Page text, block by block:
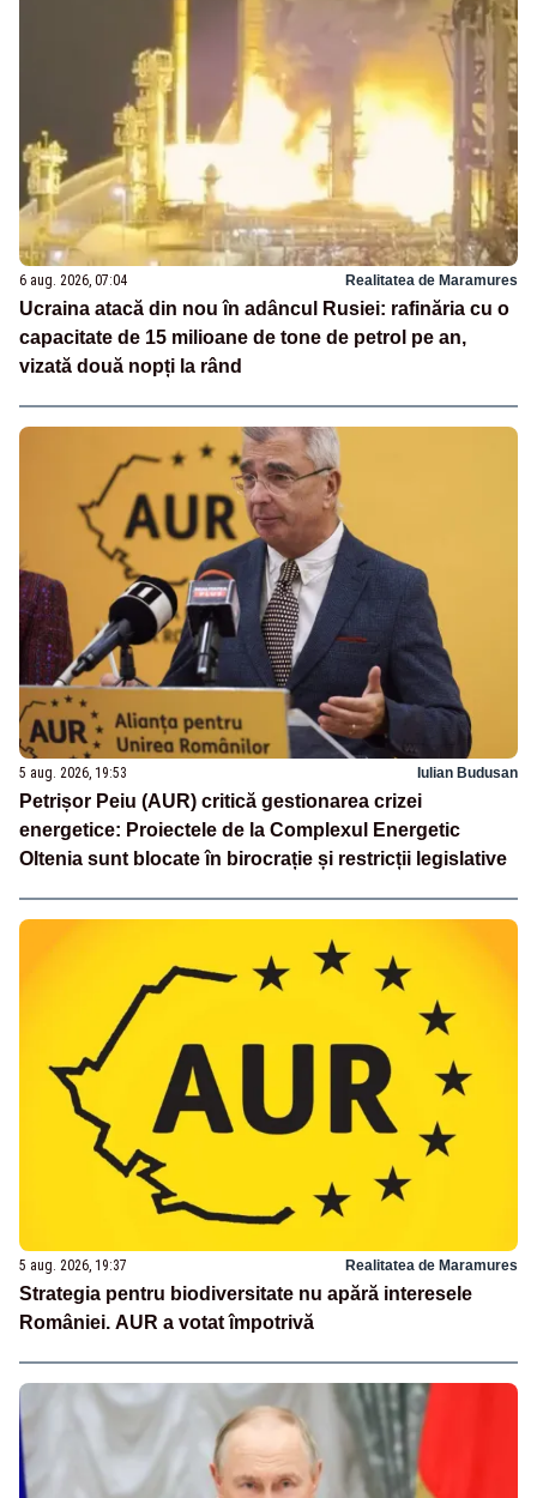
6 aug. 2026, 07:04 Realitatea de Maramures
Ucraina atacă din nou în adâncul Rusiei: rafinăria cu o
capacitate de 15 milioane de tone de petrol pe an,
vizată două nopți la rând
5 aug. 2026, 19:53 Iulian Budusan
Petrișor Peiu (AUR) critică gestionarea crizei
energetice: Proiectele de la Complexul Energetic
Oltenia sunt blocate în birocrație și restricții legislative
5 aug. 2026, 19:37 Realitatea de Maramures
Strategia pentru biodiversitate nu apără interesele
României. AUR a votat împotrivă